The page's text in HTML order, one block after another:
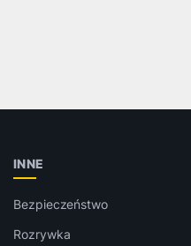
INNE
Bezpieczeństwo
Rozrywka